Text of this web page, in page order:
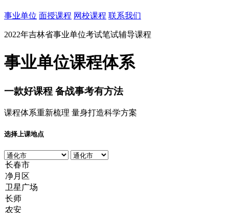
事业单位 面授课程 网校课程 联系我们
2022年吉林省事业单位考试笔试辅导课程
事业单位课程体系
一款好课程 备战事考有方法
课程体系重新梳理 量身打造科学方案
选择上课地点